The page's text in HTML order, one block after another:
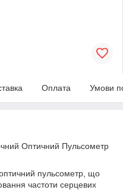
Оплата Умови
Оптичний Пульсометр
пульсометр, що
частоти серцевих